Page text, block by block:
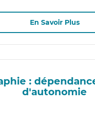
En Savoir Plus
:
d'autonomie